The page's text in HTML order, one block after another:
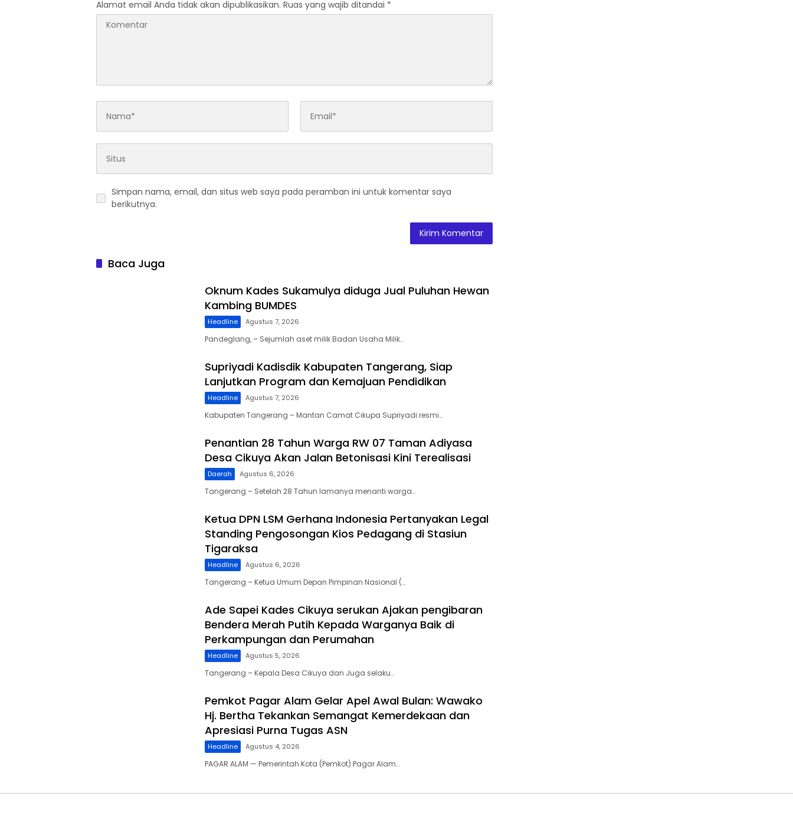
Alamat email Anda tidak akan dipublikasikan. Ruas yang wajib ditandai *
Simpan nama, email, dan situs web saya pada peramban ini untuk komentar saya
berikutnya.
Baca Juga
Oknum Kades Sukamulya diduga Jual Puluhan Hewan
Kambing BUMDES
Headline Agustus 7, 2026
Pandeglang, – Sejumlah aset milik Badan Usaha Milik…
Supriyadi Kadisdik Kabupaten Tangerang, Siap
Lanjutkan Program dan Kemajuan Pendidikan
Headline Agustus 7, 2026
Kabupaten Tangerang – Mantan Camat Cikupa Supriyadi resmi…
Penantian 28 Tahun Warga RW 07 Taman Adiyasa
Desa Cikuya Akan Jalan Betonisasi Kini Terealisasi
Daerah Agustus 6, 2026
Tangerang – Setelah 28 Tahun lamanya menanti warga…
Ketua DPN LSM Gerhana Indonesia Pertanyakan Legal
Standing Pengosongan Kios Pedagang di Stasiun
Tigaraksa
Headline Agustus 6, 2026
Tangerang – Ketua Umum Depan Pimpinan Nasional (…
Ade Sapei Kades Cikuya serukan Ajakan pengibaran
Bendera Merah Putih Kepada Warganya Baik di
Perkampungan dan Perumahan
Headline Agustus 5, 2026
Tangerang – Kepala Desa Cikuya dan Juga selaku…
Pemkot Pagar Alam Gelar Apel Awal Bulan: Wawako
Hj. Bertha Tekankan Semangat Kemerdekaan dan
Apresiasi Purna Tugas ASN
Headline Agustus 4, 2026
PAGAR ALAM — Pemerintah Kota (Pemkot) Pagar Alam…